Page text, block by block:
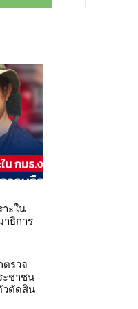
ะใน
าธิการ
ตรวจ
ะชาชน
วตัดสิน